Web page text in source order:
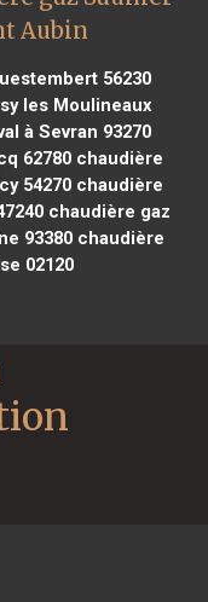
Aubin
56230
les Moulineaux
à Sevran 93270
62780 chaudière
54270 chaudière
chaudière gaz
93380 chaudière
02120